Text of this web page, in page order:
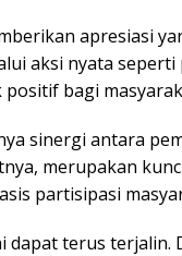
apresiasi
aksi nyata
bagi
sinergi antara
merupakan
partisipasi
dapat terus